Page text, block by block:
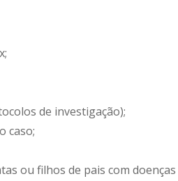
de investigação);
caso;
ou filhos de pais com